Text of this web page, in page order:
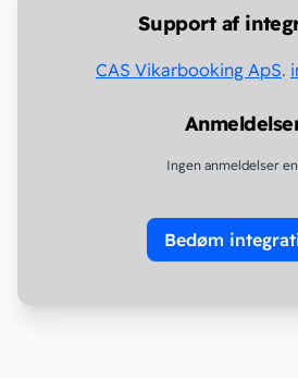
Support af
CAS Vikarbooking ApS.
Ingen anmeldelser
Bedøm